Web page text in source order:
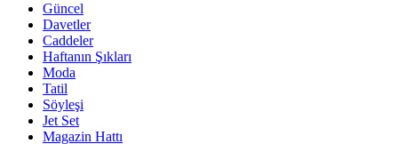
Güncel
Davetler
Caddeler
Haftanın Şıkları
Moda
Tatil
Söyleşi
Jet Set
Magazin Hattı